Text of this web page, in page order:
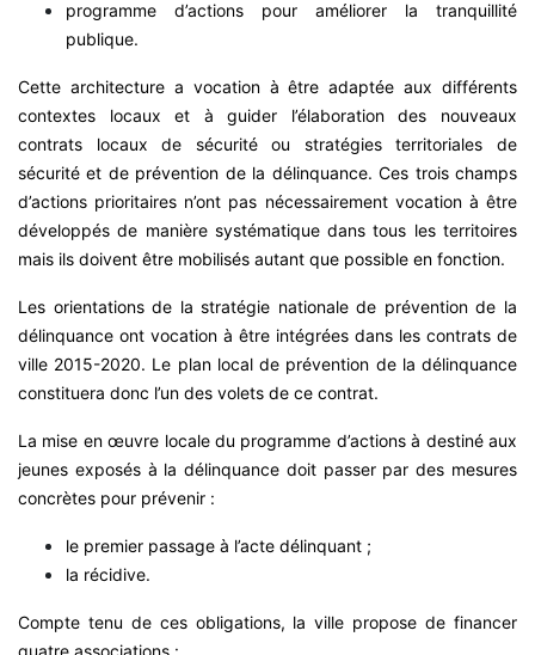
programme d’actions pour améliorer la tranquillité
publique.
Cette architecture a vocation à être adaptée aux différents
contextes locaux et à guider l’élaboration des nouveaux
contrats locaux de sécurité ou stratégies territoriales de
sécurité et de prévention de la délinquance. Ces trois champs
d’actions prioritaires n’ont pas nécessairement vocation à être
développés de manière systématique dans tous les territoires
mais ils doivent être mobilisés autant que possible en fonction.
Les orientations de la stratégie nationale de prévention de la
délinquance ont vocation à être intégrées dans les contrats de
ville 2015-2020. Le plan local de prévention de la délinquance
constituera donc l’un des volets de ce contrat.
La mise en œuvre locale du programme d’actions à destiné aux
jeunes exposés à la délinquance doit passer par des mesures
concrètes pour prévenir :
le premier passage à l’acte délinquant ;
la récidive.
Compte tenu de ces obligations, la ville propose de financer
quatre associations :